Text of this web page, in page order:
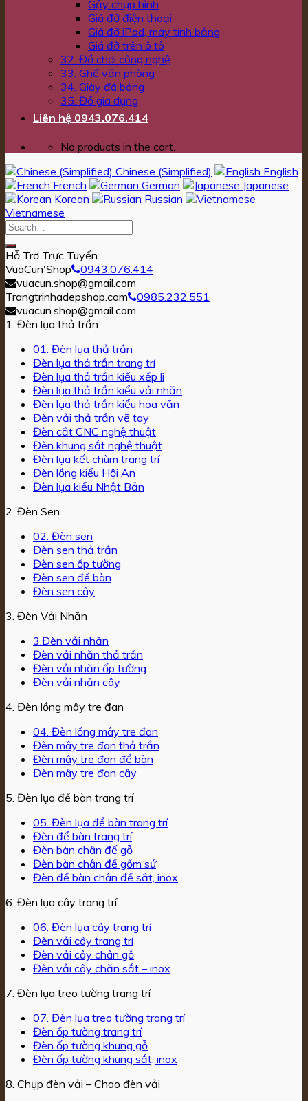
Gậy chụp hình
Giá đỡ điện thoại
Giá đỡ iPad, máy tính bảng
Giá đỡ trên ô tô
32. Đồ chơi công nghệ
33. Ghế văn phòng
34. Giày đá bóng
35. Đồ gia dụng
Liên hệ 0943.076.414
No products in the cart.
Chinese (Simplified)
English
French
German
Japanese
Korean
Russian
Vietnamese
Hỗ Trợ Trực Tuyến
VuaCun'Shop
0943.076.414
vuacun.shop@gmail.com
Trangtrinhadepshop.com
0985.232.551
vuacun.shop@gmail.com
1. Đèn lụa thả trần
01. Đèn lụa thả trần
Đèn lụa thả trần trang trí
Đèn lụa thả trần kiểu xếp li
Đèn lụa thả trần kiểu vải nhăn
Đèn lụa thả trần kiểu hoa văn
Đèn vải thả trần vẽ tay
Đèn cắt CNC nghệ thuật
Đèn khung sắt nghệ thuật
Đèn lụa kết chùm trang trí
Đèn lồng kiểu Hội An
Đèn lụa kiểu Nhật Bản
2. Đèn Sen
02. Đèn sen
Đèn sen thả trần
Đèn sen ốp tường
Đèn sen để bàn
Đèn sen cây
3. Đèn Vải Nhăn
3.Đèn vải nhăn
Đèn vải nhăn thả trần
Đèn vải nhăn ốp tường
Đèn vải nhăn cây
4. Đèn lồng mây tre đan
04. Đèn lồng mây tre đan
Đèn mây tre đan thả trần
Đèn mây tre đan để bàn
Đèn mây tre đan cây
5. Đèn lụa để bàn trang trí
05. Đèn lụa để bàn trang trí
Đèn để bàn trang trí
Đèn bàn chân đế gỗ
Đèn bàn chân đế gốm sứ
Đèn để bàn chân đế sắt, inox
6. Đèn lụa cây trang trí
06. Đèn lụa cây trang trí
Đèn vải cây trang trí
Đèn vải cây chân gỗ
Đèn vải cây chăn sắt – inox
7. Đèn lụa treo tường trang trí
07. Đèn lụa treo tường trang trí
Đèn ốp tường trang trí
Đèn ốp tường khung gỗ
Đèn ốp tường khung sắt, inox
8. Chụp đèn vải – Chao đèn vải